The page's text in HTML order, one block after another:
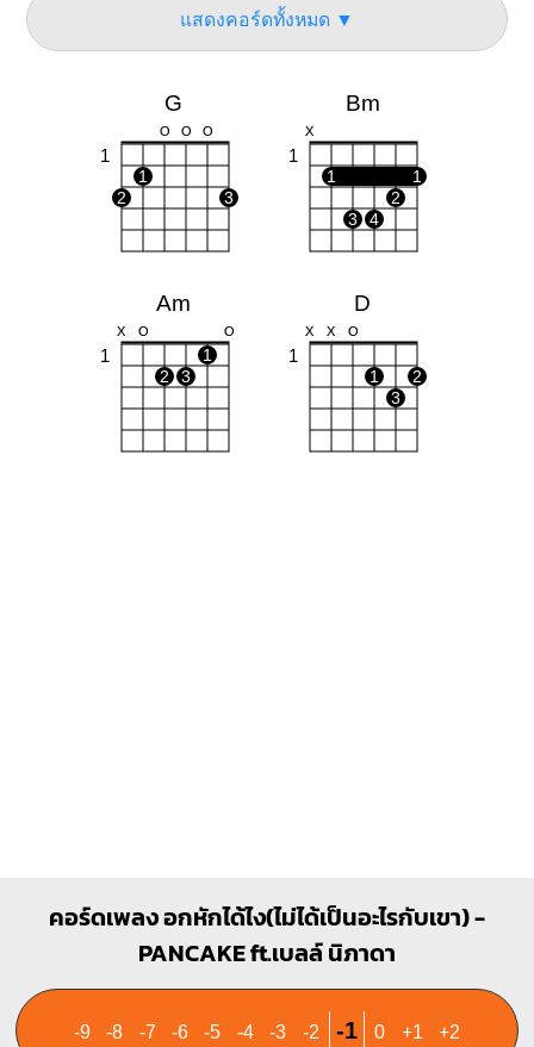
แสดงคอร์ดทั้งหมด ▼
G
O O O
1
1
2
3
Bm
X
1
1
1
2
3
4
Am
X O O
1
1
2
3
D
X X O
1
1
2
3
O O O
1
1
2
3
4
คอร์ดเพลง อกหักได้ไง(ไม่ได้เป็นอะไรกับเขา) -
PANCAKE ft.เบลล์ นิภาดา
-9 -8 -7 -6 -5 -4 -3 -2 -1 0 +1 +2